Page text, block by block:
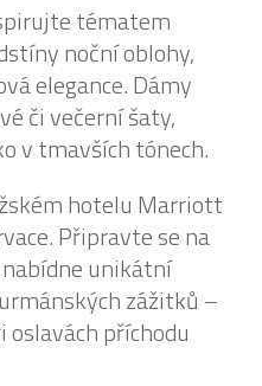
tématem
noční oblohy,
elegance. Dámy
či večerní šaty,
v tmavších tónech.
hotelu Marriott
Připravte se na
unikátní
zážitků –
příchodu